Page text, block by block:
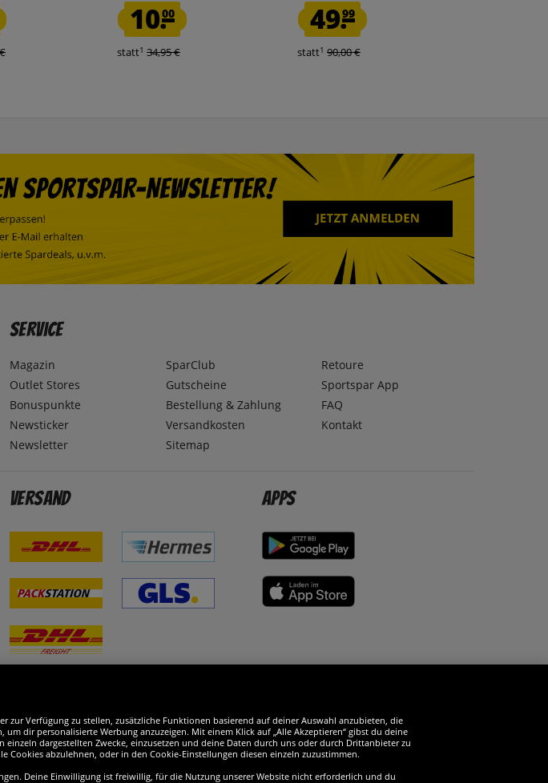
10.00
statt1 34,95 €
49.99
statt1 90,00 €
Service
Magazin
Outlet Stores
Bonuspunkte
Newsticker
Newsletter
SparClub
Gutscheine
Bestellung & Zahlung
Versandkosten
Sitemap
Retoure
Sportspar App
FAQ
Kontakt
Versand Apps
zur Verfügung zu stellen, zusätzliche Funktionen basierend auf deiner Auswahl anzubieten, die
dir personalisierte Werbung anzuzeigen. Mit einem Klick auf „Alle Akzeptieren“ gibst du deine
dargestellten Zwecke, einzusetzen und deine Daten durch uns oder durch Drittanbieter zu
abzulehnen, oder in den Cookie-Einstellungen diesen einzeln zuzustimmen.
Deine Einwilligung ist freiwillig, für die Nutzung unserer Website nicht erforderlich und du